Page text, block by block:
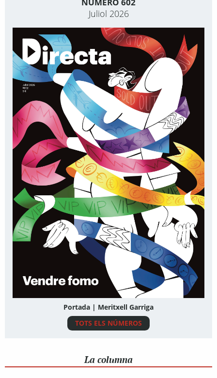
NÚMERO 602
Juliol 2026
Portada | Meritxell Garriga
TOTS ELS NÚMEROS
La columna